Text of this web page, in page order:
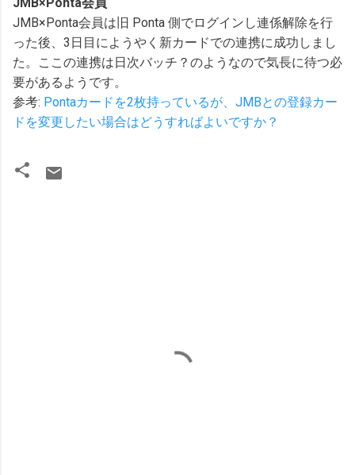
JMB×Ponta会員は旧 Ponta 側でログインし連係解除を行
った後、3日目にようやく新カードでの連携に成功しまし
た。ここの連携は日次バッチ？のようなので気長に待つ必
要があるようです。
参考: Pontaカードを2枚持っているが、JMBとの登録カー
ドを変更したい場合はどうすればよいですか？